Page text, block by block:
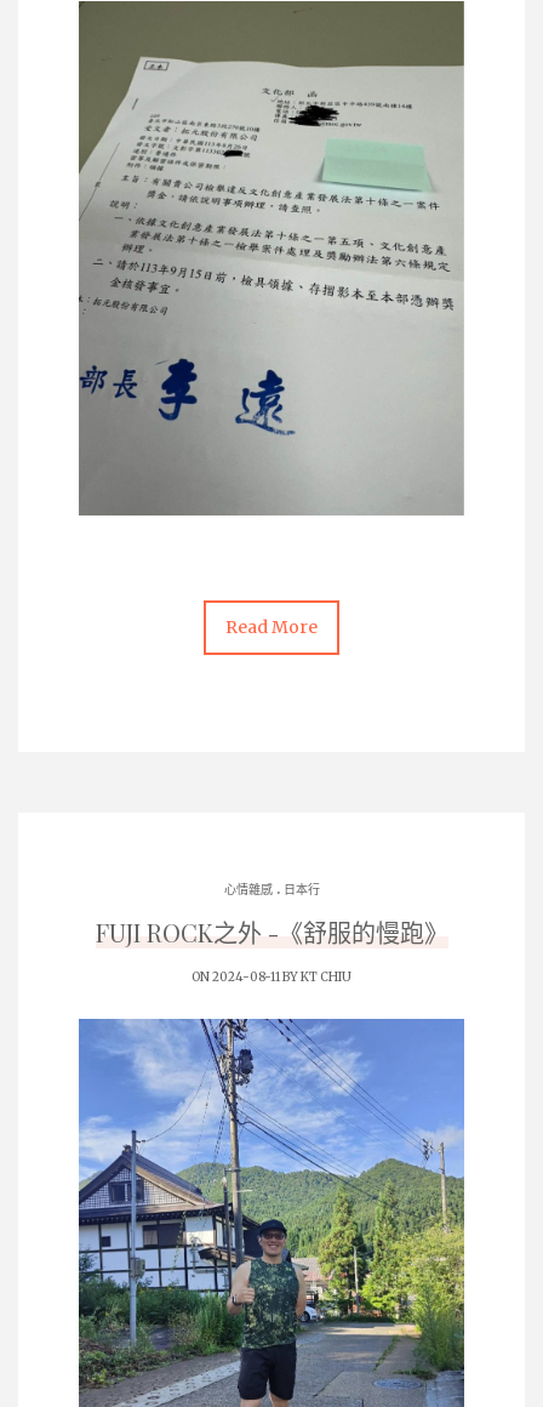
Read More
心情雜感. 日本行
FUJI ROCK之外 -《舒服的慢跑》
ON 2024-08-11 BYKT CHIU